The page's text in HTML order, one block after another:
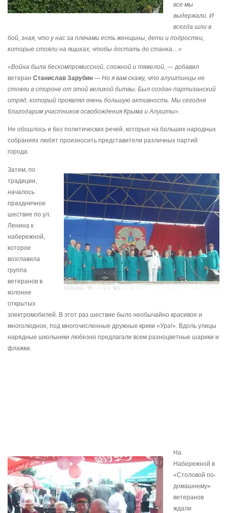
все мы
выдержали. И
всегда шли в
бой, зная, что у нас за плечами есть женщины, дети и подростки,
которые стояли на ящиках, чтобы достать до станка…»
«Война была бескомпромиссной, сложной и тяжелой, — добавил
ветеран Станислав Зарубин — Но я вам скажу, что алуштинцы не
стояли в стороне от этой великой битвы. Был создан партизанский
отряд, который проявлял очень большую активность. Мы сегодня
благодарим участников освобождения Крыма и Алушты».
Не обошлось и без политических речей, которые на больших народных
собраниях любят произносить представители различных партий
города.
Затем, по
традиции,
началось
праздничное
шествие по ул.
Ленина к
набережной,
которое
возглавила
группа
ветеранов в
колонне
открытых
электромобилей. В этот раз шествие было необычайно красивое и
многолюдное, под многочисленные дружные крики «Ура!». Вдоль улицы
нарядные школьники любезно предлагали всем разноцветные шарики и
флажки.
На
Набережной в
«Столовой по-
домашнему»
ветеранов
ждали